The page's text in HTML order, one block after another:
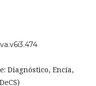
Diagnóstico, Encía,